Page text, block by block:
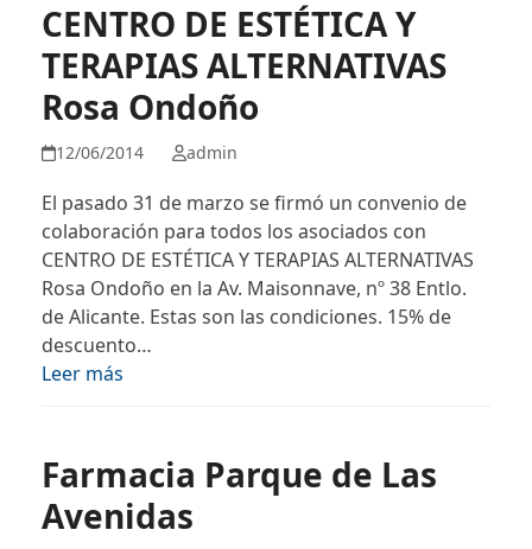
CENTRO DE ESTÉTICA Y
TERAPIAS ALTERNATIVAS
Rosa Ondoño
12/06/2014 admin
El pasado 31 de marzo se firmó un convenio de
colaboración para todos los asociados con
CENTRO DE ESTÉTICA Y TERAPIAS ALTERNATIVAS
Rosa Ondoño en la Av. Maisonnave, nº 38 Entlo.
de Alicante. Estas son las condiciones. 15% de
descuento…
Leer más
Farmacia Parque de Las
Avenidas